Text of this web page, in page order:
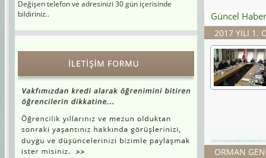
bildiriniz..
Güncel
2017 YILI 1.
ORMAN